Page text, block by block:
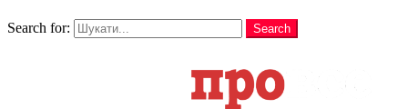
Search for:
Search